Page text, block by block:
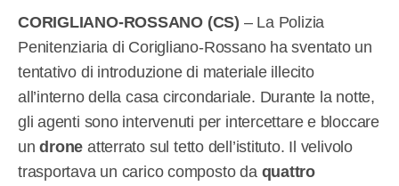
CORIGLIANO-ROSSANO (CS) – La Polizia
Penitenziaria di Corigliano-Rossano ha sventato un
tentativo di introduzione di materiale illecito
all’interno della casa circondariale. Durante la notte,
gli agenti sono intervenuti per intercettare e bloccare
undrone atterrato sul tetto dell’istituto. Il velivolo
trasportava un carico composto da quattro